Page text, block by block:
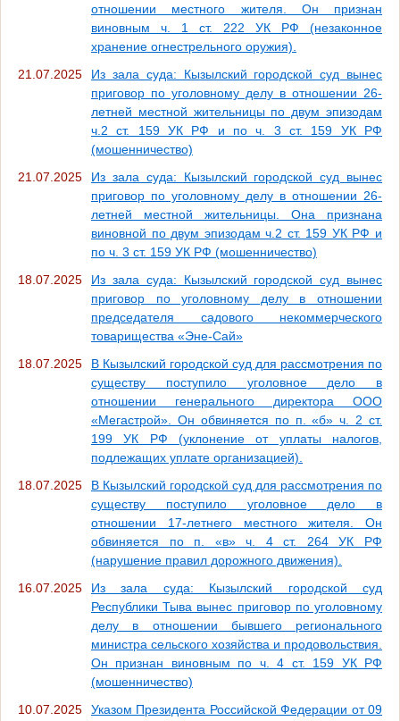
отношении местного жителя. Он признан
виновным ч. 1 ст. 222 УК РФ (незаконное
хранение огнестрельного оружия).
21.07.2025
Из зала суда: Кызылский городской суд вынес
приговор по уголовному делу в отношении 26-
летней местной жительницы по двум эпизодам
ч.2 ст. 159 УК РФ и по ч. 3 ст. 159 УК РФ
(мошенничество)
21.07.2025
Из зала суда: Кызылский городской суд вынес
приговор по уголовному делу в отношении 26-
летней местной жительницы. Она признана
виновной по двум эпизодам ч.2 ст. 159 УК РФ и
по ч. 3 ст. 159 УК РФ (мошенничество)
18.07.2025
Из зала суда: Кызылский городской суд вынес
приговор по уголовному делу в отношении
председателя садового некоммерческого
товарищества «Эне-Сай»
18.07.2025
В Кызылский городской суд для рассмотрения по
существу поступило уголовное дело в
отношении генерального директора ООО
«Мегастрой». Он обвиняется по п. «б» ч. 2 ст.
199 УК РФ (уклонение от уплаты налогов,
подлежащих уплате организацией).
18.07.2025
В Кызылский городской суд для рассмотрения по
существу поступило уголовное дело в
отношении 17-летнего местного жителя. Он
обвиняется по п. «в» ч. 4 ст. 264 УК РФ
(нарушение правил дорожного движения).
16.07.2025
Из зала суда: Кызылский городской суд
Республики Тыва вынес приговор по уголовному
делу в отношении бывшего регионального
министра сельского хозяйства и продовольствия.
Он признан виновным по ч. 4 ст. 159 УК РФ
(мошенничество)
10.07.2025
Указом Президента Российской Федерации от 09